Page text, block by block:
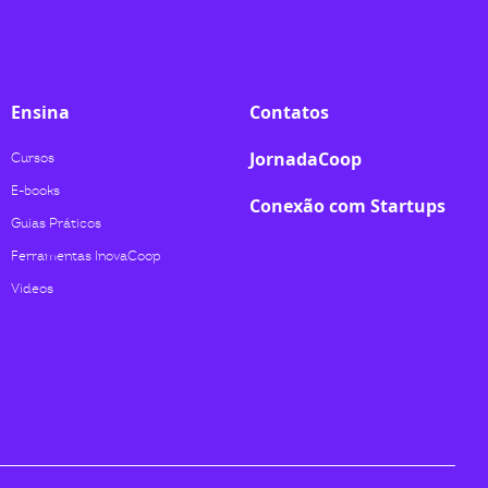
Ensina
Cursos
E-books
Guias Práticos
Ferramentas InovaCoop
Videos
Contatos
JornadaCoop
Conexão com Startups